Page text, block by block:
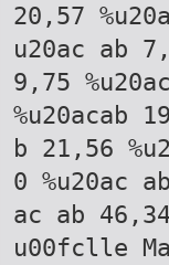
20,57
u20ac ab
9,75
%u20acab
b 21,56
0 %u20ac
ac ab 46,34
u00fclle